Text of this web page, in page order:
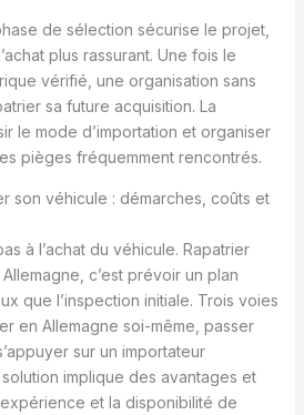
de sélection sécurise le projet,
plus rassurant. Une fois le
vérifié, une organisation sans
sa future acquisition. La
le mode d’importation et organiser
pièges fréquemment rencontrés.
son véhicule : démarches, coûts et
à l’achat du véhicule. Rapatrier
c’est prévoir un plan
que l’inspection initiale. Trois voies
en Allemagne soi-même, passer
sur un importateur
implique des avantages et
et la disponibilité de